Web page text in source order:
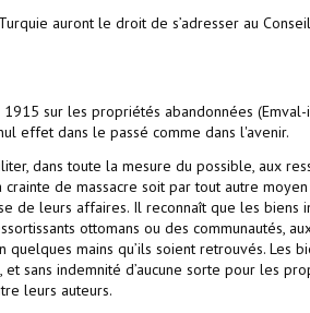
auront le droit de s’adresser au
sur les propriétés abandonnées
effet dans le passé comme dans l'avenir.
dans toute la mesure du possible, aux
de massacre soit par tout autre
de leurs affaires. Il reconnaît que les biens
ottomans ou des communautés,
mains qu’ils soient retrouvés. Les
sans indemnité d’aucune sorte pour les
leurs auteurs.